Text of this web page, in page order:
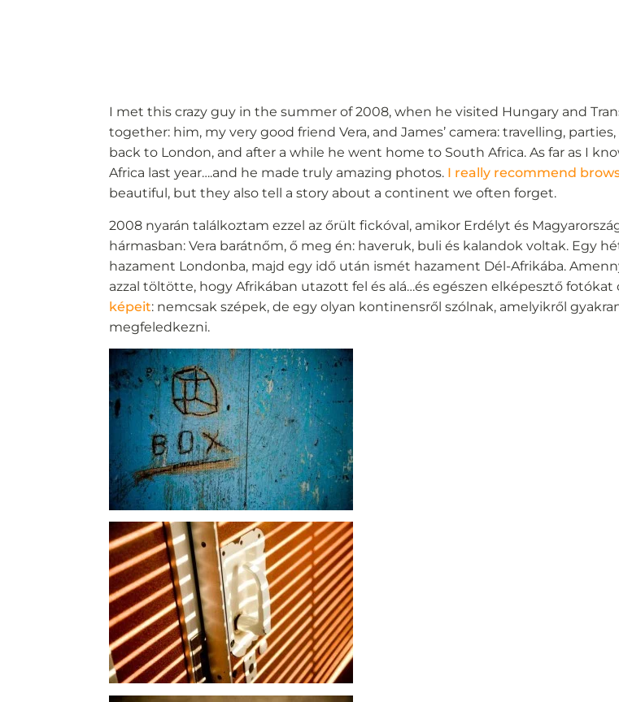
I met this crazy guy in the summer of 2008, when he visited Hungary and
together: him, my very good friend Vera, and James’ camera: travelling,
back to London, and after a while he went home to South Africa. As far as I
Africa last year….and he made truly amazing photos. I really recommend
beautiful, but they also tell a story about a continent we often forget.
2008 nyarán találkoztam ezzel az őrült fickóval, amikor Erdélyt és
hármasban: Vera barátnőm, ő meg én: haveruk, buli és kalandok voltak. Egy
hazament Londonba, majd egy idő után ismét hazament Dél-Afrikába.
azzal töltötte, hogy Afrikában utazott fel és alá…és egészen elképesztő fotókat
képeit: nemcsak szépek, de egy olyan kontinensről szólnak, amelyikről
megfeledkezni.